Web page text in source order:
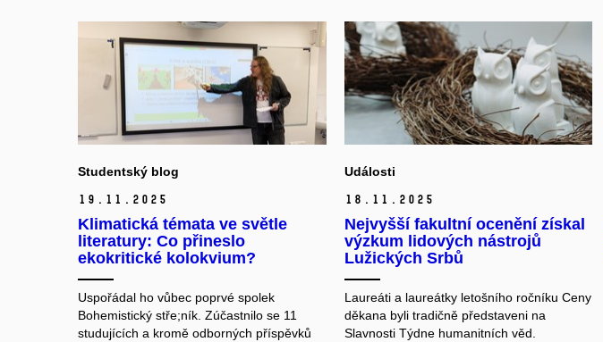
Studentský blog
19. 11. 2025
Klimatická témata ve světle
literatury: Co přineslo
ekokritické kolokvium?
Uspořádal ho vůbec poprvé spolek
Bohemistický stře;ník. Zúčastnilo se 11
studujících a kromě odborných příspěvků
Události
18. 11. 2025
Nejvyšší fakultní ocenění získal
výzkum lidových nástrojů
Lužických Srbů
Laureáti a laureátky letošního ročníku Ceny
děkana byli tradičně představeni na
Slavnosti Týdne humanitních věd.